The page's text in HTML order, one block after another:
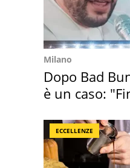
Milano
Dopo Bad
è un caso:
ECCELLENZE